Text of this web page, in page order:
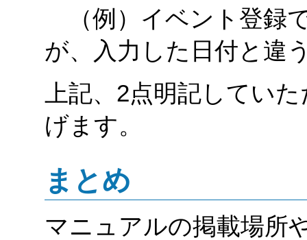
（例）イベント登録
が、入力した日付と違
上記、2点明記してい
げます。
まとめ
マニュアルの掲載場所